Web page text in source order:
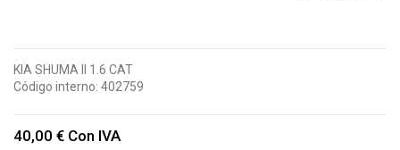
KIA SHUMA II 1.6 CAT
Código interno: 402759
40,00 € Con IVA